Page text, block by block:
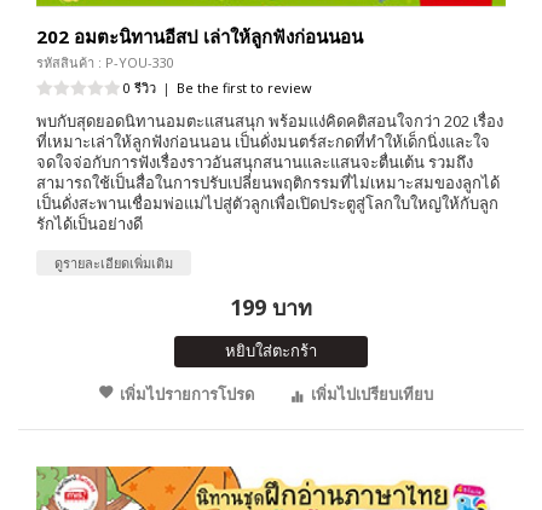
202 อมตะนิทานอีสป เล่าให้ลูกฟังก่อนนอน
รหัสสินค้า : P-YOU-330
0 รีวิว | Be the first to review
พบกับสุดยอดนิทานอมตะแสนสนุก พร้อมแง่คิดคติสอนใจกว่า 202 เรื่อง
ที่เหมาะเล่าให้ลูกฟังก่อนนอน เป็นดั่งมนตร์สะกดที่ทำให้เด็กนิ่งและใจ
จดใจจ่อกับการฟังเรื่องราวอันสนุกสนานและแสนจะตื่นเต้น รวมถึง
สามารถใช้เป็นสื่อในการปรับเปลี่ยนพฤติกรรมที่ไม่เหมาะสมของลูกได้
เป็นดั่งสะพานเชื่อมพ่อแม่ไปสู่ตัวลูกเพื่อเปิดประตูสู่โลกใบใหญ่ให้กับลูก
รักได้เป็นอย่างดี
ดูรายละเอียดเพิ่มเติม
199 บาท
หยิบใส่ตะกร้า
เพิ่มไปรายการโปรด
เพิ่มไปเปรียบเทียบ